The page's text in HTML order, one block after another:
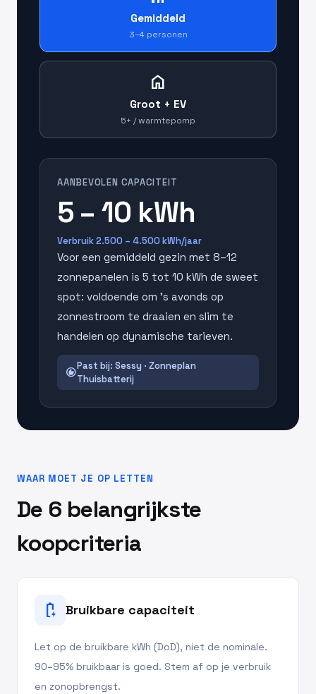
Gemiddeld
3–4 personen
home
Groot + EV
5+ / warmtepomp
AANBEVOLEN CAPACITEIT
5 – 10 kWh
Verbruik 2.500 – 4.500 kWh/jaar
Voor een gemiddeld gezin met 8–12
zonnepanelen is 5 tot 10 kWh de sweet
spot: voldoende om 's avonds op
zonnestroom te draaien en slim te
handelen op dynamische tarieven.
recommendPast bij: Sessy · Zonneplan
Thuisbatterij
WAAR MOET JE OP LETTEN
De 6 belangrijkste
koopcriteria
battery_charging_full Bruikbare capaciteit
Let op de bruikbare kWh (DoD), niet de nominale.
90–95% bruikbaar is goed. Stem af op je verbruik
en zonopbrengst.